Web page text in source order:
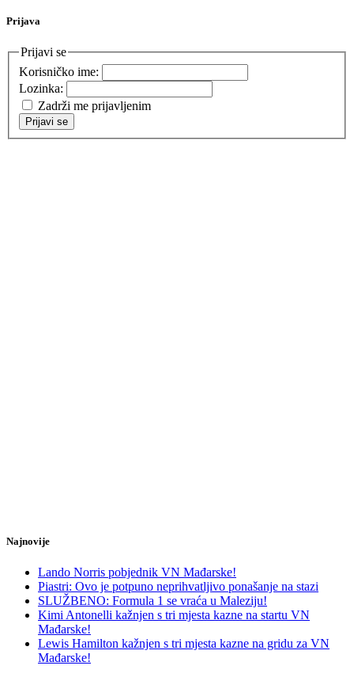
Prijava
Prijavi se
Korisničko ime:
Lozinka:
Zadrži me prijavljenim
Prijavi se
Najnovije
Lando Norris pobjednik VN Mađarske!
Piastri: Ovo je potpuno neprihvatljivo ponašanje na stazi
SLUŽBENO: Formula 1 se vraća u Maleziju!
Kimi Antonelli kažnjen s tri mjesta kazne na startu VN
Mađarske!
Lewis Hamilton kažnjen s tri mjesta kazne na gridu za VN
Mađarske!